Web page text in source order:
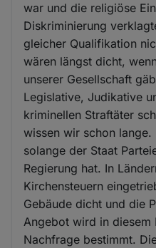
war und die religiöse
Diskriminierung
gleicher Qualifikation
wären längst dicht,
unserer Gesellschaft
Legislative, Judikative
kriminellen Straftäter
wissen wir schon
solange der Staat
Regierung hat. In
Kirchensteuern
Gebäude dicht und die
Angebot wird in diesem
Nachfrage bestimmt.